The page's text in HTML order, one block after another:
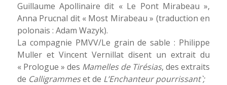
Guillaume Apollinaire dit « Le Pont Mirabeau »,
Anna Prucnal dit « Most Mirabeau » (traduction en
polonais : Adam Wazyk).
La compagnie PMVV/Le grain de sable : Philippe
Muller et Vincent Vernillat disent un extrait du
« Prologue » des Mamelles de Tirésias, des extraits
de Calligrammeset de L’Enchanteur pourrissant`;